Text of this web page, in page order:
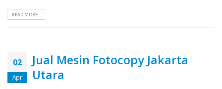
READ MORE...
02
Apr
Jual Mesin Fotocopy Jakarta
Utara